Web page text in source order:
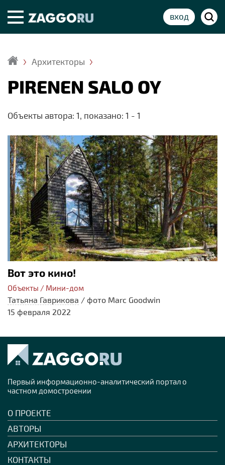
вход
Архитекторы
PIRENEN SALO OY
Объекты автора: 1, показано: 1 - 1
Вот это кино!
Объекты / Мини-дом
Татьяна Гаврикова / фото Marc Goodwin
15 февраля 2022
Первый информационно-аналитический портал о
частном домостроении
О ПРОЕКТЕ
АВТОРЫ
АРХИТЕКТОРЫ
КОНТАКТЫ